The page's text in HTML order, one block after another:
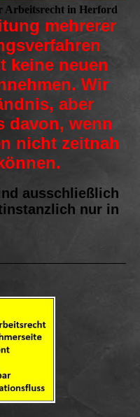
Arbeitsrecht in Herford
mehrerer
keine neuen
Wir
aber
davon, wenn
nicht zeitnah
ausschließlich
nur in